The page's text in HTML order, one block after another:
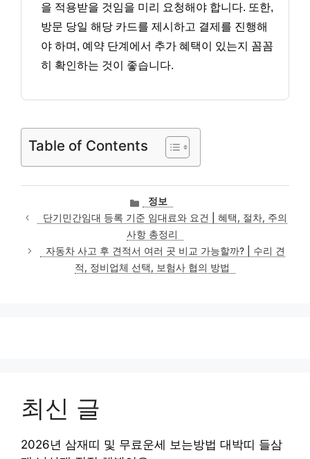
을 적용받을 것임을 미리 요청해야 합니다. 또한,
방문 당일 해당 카드를 제시하고 결제를 진행해
야 하며, 예약 단계에서 추가 혜택이 있는지 꼼꼼
히 확인하는 것이 좋습니다.
Table of Contents
카
테
고
리
정보
단기민간임대 등록 기준 임대료와 요건 | 혜택, 절차, 주의
사항 총정리
자동차 사고 후 견적서 여러 곳 비교 가능할까? | 수리 견
적, 정비업체 선택, 보험사 협의 방법
최신 글
2026년 삼재띠 및 무료운세 보는방법 대박띠 들삼